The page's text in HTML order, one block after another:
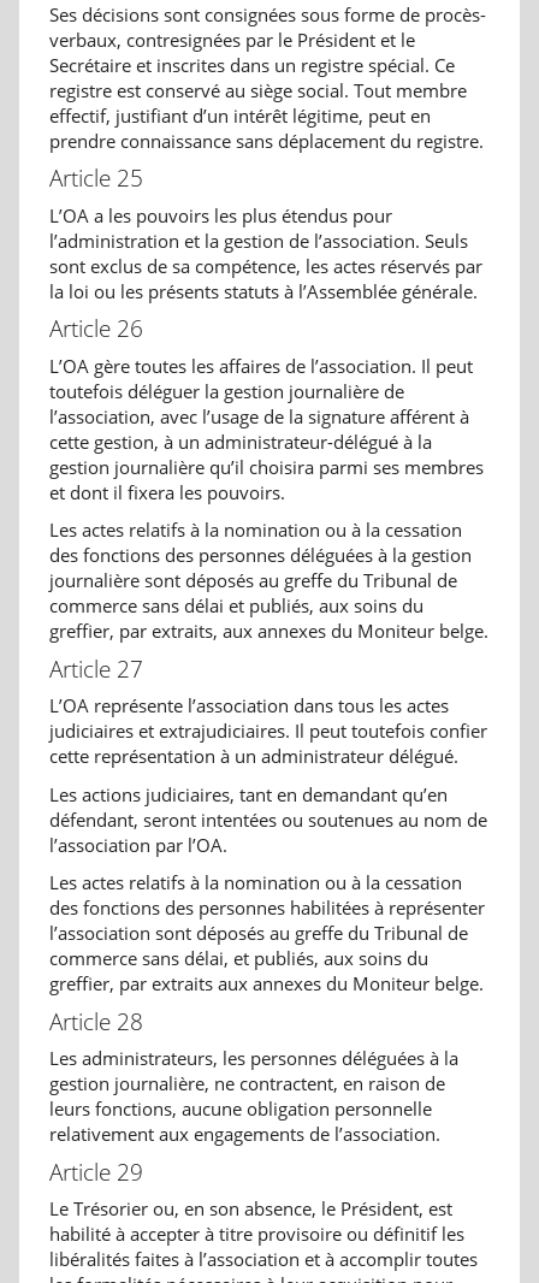
Ses décisions sont consignées sous forme de procès-
verbaux, contresignées par le Président et le
Secrétaire et inscrites dans un registre spécial. Ce
registre est conservé au siège social. Tout membre
effectif, justifiant d’un intérêt légitime, peut en
prendre connaissance sans déplacement du registre.
Article 25
L’OA a les pouvoirs les plus étendus pour
l’administration et la gestion de l’association. Seuls
sont exclus de sa compétence, les actes réservés par
la loi ou les présents statuts à l’Assemblée générale.
Article 26
L’OA gère toutes les affaires de l’association. Il peut
toutefois déléguer la gestion journalière de
l’association, avec l’usage de la signature afférent à
cette gestion, à un administrateur-délégué à la
gestion journalière qu’il choisira parmi ses membres
et dont il fixera les pouvoirs.
Les actes relatifs à la nomination ou à la cessation
des fonctions des personnes déléguées à la gestion
journalière sont déposés au greffe du Tribunal de
commerce sans délai et publiés, aux soins du
greffier, par extraits, aux annexes du Moniteur belge.
Article 27
L’OA représente l’association dans tous les actes
judiciaires et extrajudiciaires. Il peut toutefois confier
cette représentation à un administrateur délégué.
Les actions judiciaires, tant en demandant qu’en
défendant, seront intentées ou soutenues au nom de
l’association par l’OA.
Les actes relatifs à la nomination ou à la cessation
des fonctions des personnes habilitées à représenter
l’association sont déposés au greffe du Tribunal de
commerce sans délai, et publiés, aux soins du
greffier, par extraits aux annexes du Moniteur belge.
Article 28
Les administrateurs, les personnes déléguées à la
gestion journalière, ne contractent, en raison de
leurs fonctions, aucune obligation personnelle
relativement aux engagements de l’association.
Article 29
Le Trésorier ou, en son absence, le Président, est
habilité à accepter à titre provisoire ou définitif les
libéralités faites à l’association et à accomplir toutes